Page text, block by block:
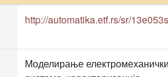
http://automatika.etf.rs/sr/
Моделирање